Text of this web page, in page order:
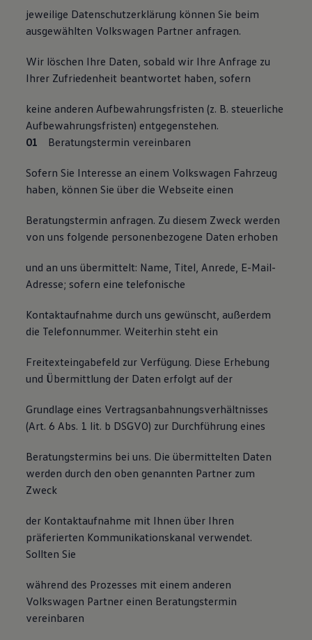
jeweilige Datenschutzerklärung können Sie beim
ausgewählten Volkswagen Partner anfragen.
Wir löschen Ihre Daten, sobald wir Ihre Anfrage zu
Ihrer Zufriedenheit beantwortet haben, sofern
keine anderen Aufbewahrungsfristen (z. B. steuerliche
Aufbewahrungsfristen) entgegenstehen.
Beratungstermin vereinbaren
Sofern Sie Interesse an einem Volkswagen Fahrzeug
haben, können Sie über die Webseite einen
Beratungstermin anfragen. Zu diesem Zweck werden
von uns folgende personenbezogene Daten erhoben
und an uns übermittelt: Name, Titel, Anrede, E-Mail-
Adresse; sofern eine telefonische
Kontaktaufnahme durch uns gewünscht, außerdem
die Telefonnummer. Weiterhin steht ein
Freitexteingabefeld zur Verfügung. Diese Erhebung
und Übermittlung der Daten erfolgt auf der
Grundlage eines Vertragsanbahnungsverhältnisses
(Art. 6 Abs. 1 lit. b DSGVO) zur Durchführung eines
Beratungstermins bei uns. Die übermittelten Daten
werden durch den oben genannten Partner zum
Zweck
der Kontaktaufnahme mit Ihnen über Ihren
präferierten Kommunikationskanal verwendet.
Sollten Sie
während des Prozesses mit einem anderen
Volkswagen Partner einen Beratungstermin
vereinbaren